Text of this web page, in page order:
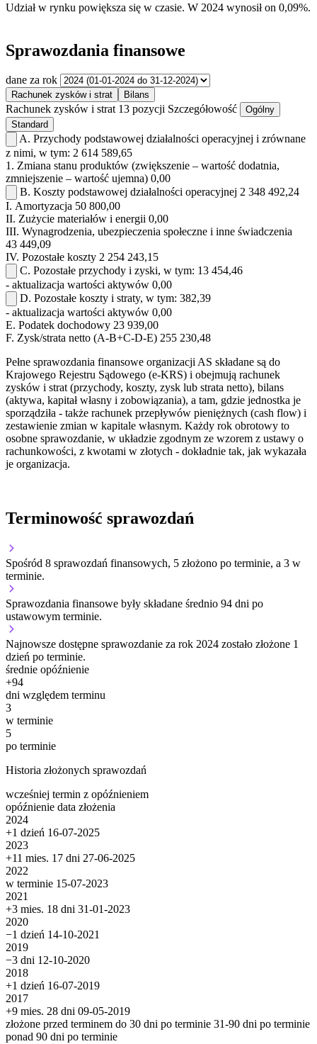
Udział w rynku powiększa się w czasie. W 2024 wynosił on 0,09%.
Sprawozdania finansowe
dane za rok
Rachunek zysków i strat Bilans
Rachunek zysków i strat 13 pozycji Szczegółowość
Ogólny
Standard
A. Przychody podstawowej działalności operacyjnej i zrównane
z nimi, w tym: 2 614 589,65
1. Zmiana stanu produktów (zwiększenie – wartość dodatnia,
zmniejszenie – wartość ujemna) 0,00
B. Koszty podstawowej działalności operacyjnej 2 348 492,24
I. Amortyzacja 50 800,00
II. Zużycie materiałów i energii 0,00
III. Wynagrodzenia, ubezpieczenia społeczne i inne świadczenia
43 449,09
IV. Pozostałe koszty 2 254 243,15
C. Pozostałe przychody i zyski, w tym: 13 454,46
- aktualizacja wartości aktywów 0,00
D. Pozostałe koszty i straty, w tym: 382,39
- aktualizacja wartości aktywów 0,00
E. Podatek dochodowy 23 939,00
F. Zysk/strata netto (A-B+C-D-E) 255 230,48
Pełne sprawozdania finansowe organizacji AS składane są do
Krajowego Rejestru Sądowego (e-KRS) i obejmują rachunek
zysków i strat (przychody, koszty, zysk lub strata netto), bilans
(aktywa, kapitał własny i zobowiązania), a tam, gdzie jednostka je
sporządziła - także rachunek przepływów pieniężnych (cash flow) i
zestawienie zmian w kapitale własnym. Każdy rok obrotowy to
osobne sprawozdanie, w układzie zgodnym ze wzorem z ustawy o
rachunkowości, z kwotami w złotych - dokładnie tak, jak wykazała
je organizacja.
Terminowość sprawozdań
Spośród 8 sprawozdań finansowych, 5 złożono po terminie, a 3 w
terminie.
Sprawozdania finansowe były składane średnio 94 dni po
ustawowym terminie.
Najnowsze dostępne sprawozdanie za rok 2024 zostało złożone 1
dzień po terminie.
średnie opóźnienie
+94
dni względem terminu
3
w terminie
5
po terminie
Historia złożonych sprawozdań
wcześniej termin z opóźnieniem
opóźnienie data złożenia
2024
+1 dzień 16-07-2025
2023
+11 mies. 17 dni 27-06-2025
2022
w terminie 15-07-2023
2021
+3 mies. 18 dni 31-01-2023
2020
−1 dzień 14-10-2021
2019
−3 dni 12-10-2020
2018
+1 dzień 16-07-2019
2017
+9 mies. 28 dni 09-05-2019
złożone przed terminem do 30 dni po terminie 31-90 dni po terminie
ponad 90 dni po terminie